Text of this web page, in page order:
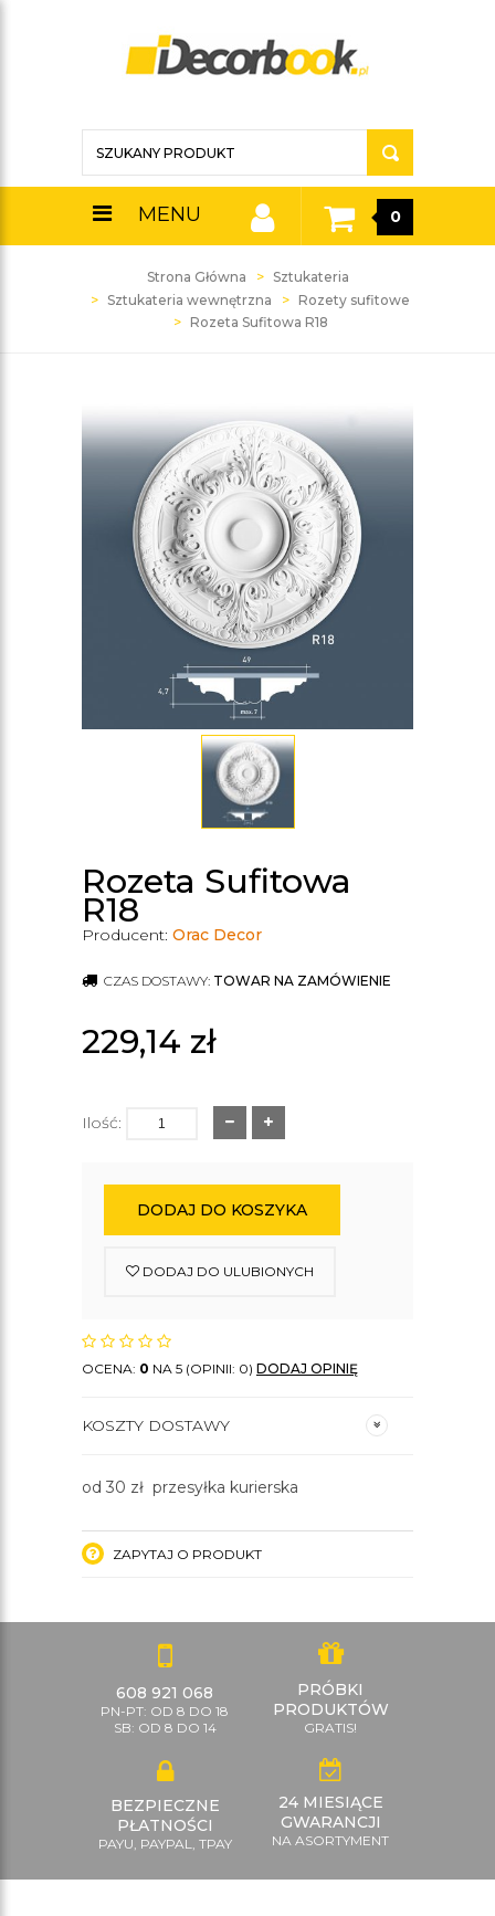
MENU 0
Strona Główna
Sztukateria
Sztukateria wewnętrzna
Rozety sufitowe
Rozeta Sufitowa R18
Rozeta Sufitowa
R18
Producent: Orac Decor
CZAS DOSTAWY: TOWAR NA ZAMÓWIENIE
229,14 zł
Ilość:
DODAJ DO KOSZYKA
DODAJ DO ULUBIONYCH
OCENA: 0 NA 5 (OPINII: 0) DODAJ OPINIĘ
KOSZTY DOSTAWY
od 30 zł przesyłka kurierska
ZAPYTAJ O PRODUKT
608 921 068
PN-PT: OD 8 DO 18
SB: OD 8 DO 14
PRÓBKI
PRODUKTÓW
GRATIS!
BEZPIECZNE
PŁATNOŚCI
PAYU, PAYPAL, TPAY
24 MIESIĄCE
GWARANCJI
NA ASORTYMENT